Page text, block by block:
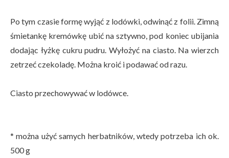
Po tym czasie formę wyjąć z lodówki, odwinąć z folii. Zimną
śmietankę kremówkę ubić na sztywno, pod koniec ubijania
dodając łyżkę cukru pudru. Wyłożyć na ciasto. Na wierzch
zetrzeć czekoladę. Można kroić i podawać od razu.
Ciasto przechowywać w lodówce.
* można użyć samych herbatników, wtedy potrzeba ich ok.
500 g